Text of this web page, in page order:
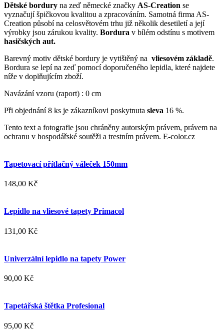
Dětské bordury na zeď německé značky AS-Creation se
vyznačují špičkovou kvalitou a zpracováním. Samotná firma AS-
Creation působí na celosvětovém trhu již několik desetiletí a její
výrobky jsou zárukou kvality. Bordura v bílém odstínu s motivem
hasičských aut.
Barevný motiv dětské bordury je vytištěný na vliesovém základě.
Bordura se lepí na zeď pomocí doporučeného lepidla, které najdete
níže v doplňujícím zboží.
Navázání vzoru (raport) : 0 cm
Při objednání 8 ks je zákazníkovi poskytnuta sleva 16 %.
Tento text a fotografie jsou chráněny autorským právem, právem na
ochranu v hospodářské soutěži a trestním právem. E-color.cz
Tapetovací přítlačný váleček 150mm
148,00 Kč
Lepidlo na vliesové tapety Primacol
131,00 Kč
Univerzální lepidlo na tapety Power
90,00 Kč
Tapetářská štětka Profesional
95,00 Kč